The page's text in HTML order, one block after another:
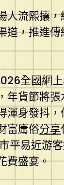
人流熙攘
道，推進
全國網
年貨節將
渾身發抖
富庸俗分享
平易近游
費盛宴。